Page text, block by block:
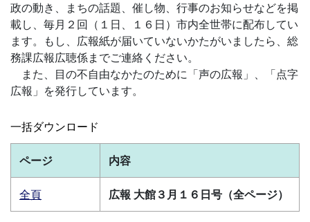
政の動き、まちの話題、催し物、行事のお知らせなどを掲
載し、毎月２回（１日、１６日）市内全世帯に配布してい
ます。もし、広報紙が届いていないかたがいましたら、総
務課広報広聴係までご連絡ください。
また、目の不自由なかたのために「声の広報」、「点字
広報」を発行しています。
一括ダウンロード
ページ 内容
全頁 広報 大館３月１６日号（全ページ）